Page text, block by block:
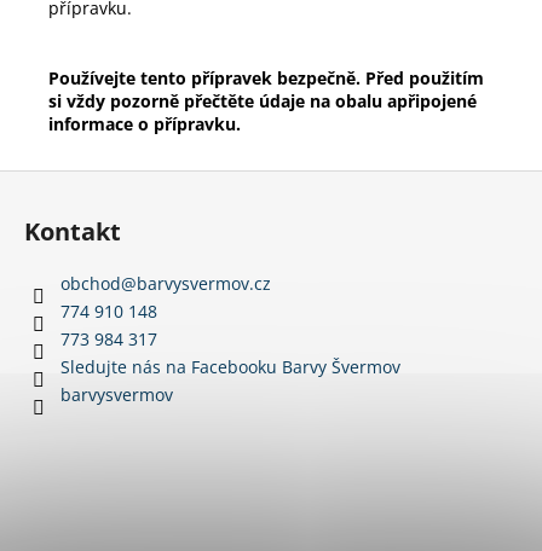
přípravku.
Používejte tento přípravek bezpečně. Před použitím
si vždy pozorně přečtěte údaje na obalu apřipojené
informace o přípravku.
Z
Kontakt
obchod@barvysvermov.cz
774 910 148
773 984 317
Sledujte nás na Facebooku Barvy Švermov
barvysvermov